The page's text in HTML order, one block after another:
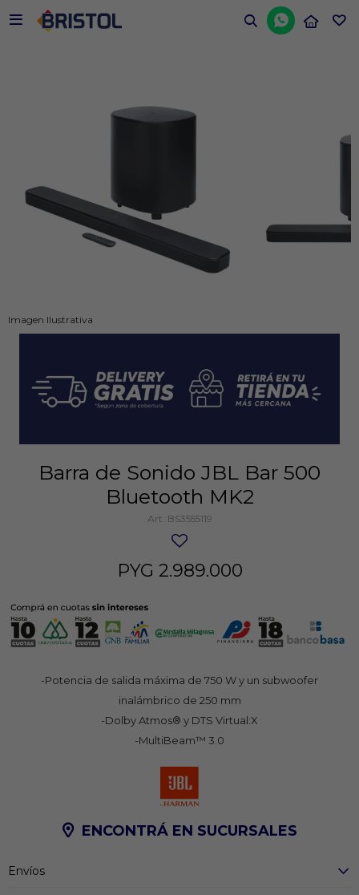


Imagen Ilustrativa
Barra de Sonido JBL Bar 500
Bluetooth MK2
BS3555119
PYG 2.989.000
-Potencia de salida máxima de 750 W y un subwoofer
inalámbrico de 250 mm
-Dolby Atmos® y DTS Virtual:X
-MultiBeam™ 3.0
ENCONTRÁ EN SUCURSALES
Envíos